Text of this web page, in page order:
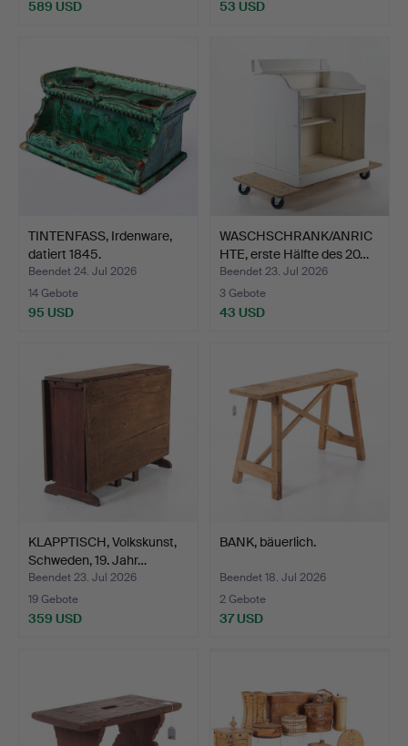
589 USD 53 USD
TINTENFASS, Irdenware,
datiert 1845.
Beendet 24. Jul 2026
14 Gebote
95 USD
WASCHSCHRANK/ANRIC
HTE, erste Hälfte des 20…
Beendet 23. Jul 2026
3 Gebote
43 USD
KLAPPTISCH, Volkskunst,
Schweden, 19. Jahr…
Beendet 23. Jul 2026
19 Gebote
359 USD
BANK, bäuerlich.
Beendet 18. Jul 2026
2 Gebote
37 USD